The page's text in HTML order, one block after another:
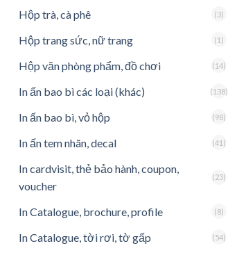
Hộp trà, cà phê (3)
Hộp trang sức, nữ trang (1)
Hộp văn phòng phẩm, đồ chơi (14)
In ấn bao bì các loại (khác) (138)
In ấn bao bì, vỏ hộp (98)
In ấn tem nhãn, decal (41)
In cardvisit, thẻ bảo hành, coupon,
voucher
(23)
In Catalogue, brochure, profile (8)
In Catalogue, tời rơi, tờ gấp (54)